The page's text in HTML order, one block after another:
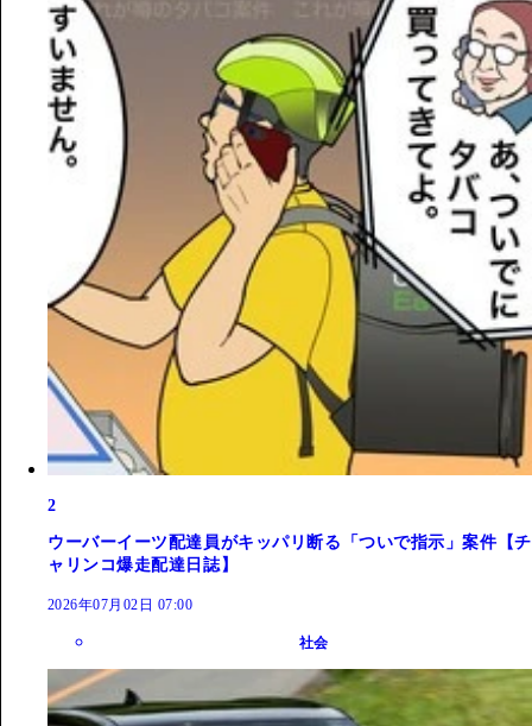
2
ウーバーイーツ配達員がキッパリ断る「ついで指示」案件【チ
ャリンコ爆走配達日誌】
2026年07月02日 07:00
社会